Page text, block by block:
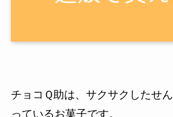
チョコＱ助は、サクサクしたせ
っているお菓子です。